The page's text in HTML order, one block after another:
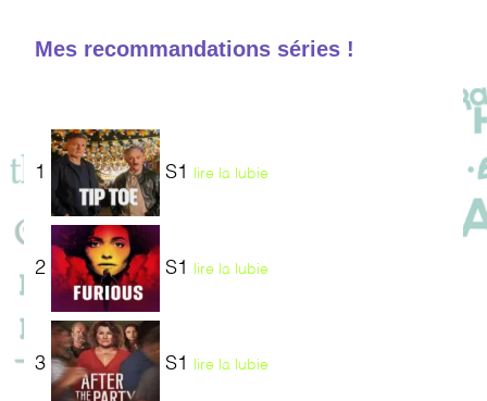
Mes recommandations séries !
1 S1 lire la lubie
2 S1 lire la lubie
3 S1 lire la lubie